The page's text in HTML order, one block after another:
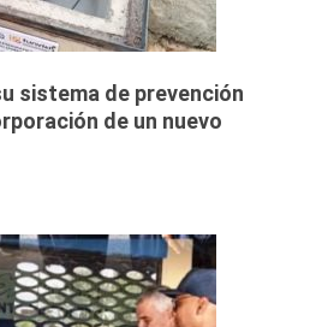
sistema de prevención
de un nuevo